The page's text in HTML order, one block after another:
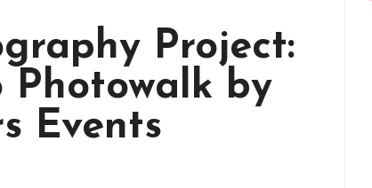
Project:
Photowalk by
Events